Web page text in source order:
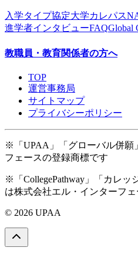
入学タイプ協定大学カレパス
進学者インタビューFAQGlobal
教職員・教育関係者の方へ
TOP
運営事務局
サイトマップ
プライバシーポリシー
※「UPAA」「グローバル併願
フェースの登録商標です
※「CollegePathway」「カレッ
は株式会社エル・インターフ
© 2026 UPAA